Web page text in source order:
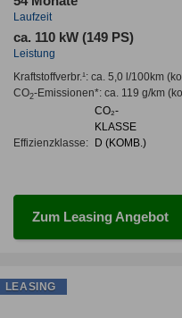
Laufzeit
ca. 110 kW (149 PS)
Leistung
Kraftstoffverbr.¹: ca. 5,0 l/100km
CO2-Emissionen*: ca. 119 g/km
Effizienzklasse:
CO₂-
KLASSE
D (KOMB.)
Zum Leasing Angebot
LEASING